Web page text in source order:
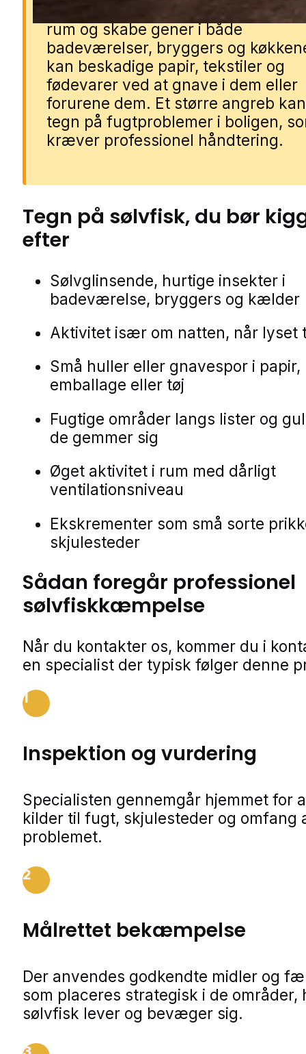
Sølvfisk kan hurtigt brede sig i
rum og skabe gener i både
badeværelser, bryggers og
kan beskadige papir, tekstiler og
fødevarer ved at gnave i dem eller
forurene dem. Et større angreb
tegn på fugtproblemer i boligen,
kræver professionel håndtering.
Tegn på sølvfisk, du bør
efter
Sølvglinsende, hurtige insekter i
badeværelse, bryggers og kælder
Aktivitet især om natten, når lyset
Små huller eller gnavespor i papir,
emballage eller tøj
Fugtige områder langs lister og
de gemmer sig
Øget aktivitet i rum med dårligt
ventilationsniveau
Ekskrementer som små sorte
skjulesteder
Sådan foregår professionel
sølvfiskkæmpelse
Når du kontakter os, kommer du i
en specialist der typisk følger denne
1
Inspektion og vurdering
Specialisten gennemgår hjemmet for
kilder til fugt, skjulesteder og omfang
problemet.
2
Målrettet bekæmpelse
Der anvendes godkendte midler og
som placeres strategisk i de områder,
sølvfisk lever og bevæger sig.